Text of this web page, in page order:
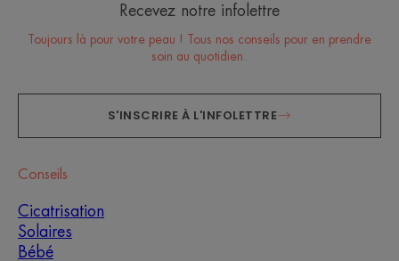
Recevez notre infolettre
Toujours là pour votre peau ! Tous nos conseils pour en prendre
soin au quotidien.
S'INSCRIRE À L'INFOLETTRE
Conseils
Cicatrisation
Solaires
Bébé